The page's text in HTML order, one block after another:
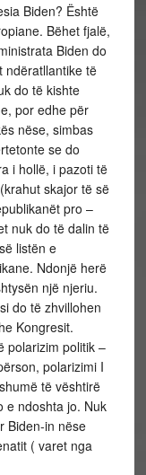
Biden? Është
Bëhet fjalë,
Biden do
ndëratllantike të
do të kishte
por edhe për
nëse, simbas
se do
i hollë, i pazoti të
skajor të së
pro –
nuk do të dalin të
listën e
Ndonjë herë
një njeriu.
do të zhvillohen
Kongresit.
polarizim politik –
polarizimi I
të vështirë
e ndoshta jo. Nuk
Biden-in nëse
( varet nga